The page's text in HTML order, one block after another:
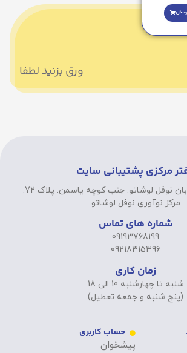
ورق بزنید لطفا
مرکزی پشتیبانی سایت
خیابان حافظ. خیابان نوفل لوشاتو. جنب کوچه یاسمن. پلاک 72.
مرکز نوآوری نوفل لوشاتو
شماره های تماس
09193768199
09218315396
زمان کاری
شنبه تا چهارشنبه 10 الی 18
(پنج شنبه و جمعه تعطیل)
حساب کاربری
پیشخوان